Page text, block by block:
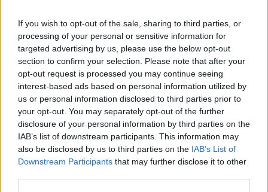
If you wish to opt-out of the sale, sharing to third parties, or
processing of your personal or sensitive information for
targeted advertising by us, please use the below opt-out
section to confirm your selection. Please note that after your
opt-out request is processed you may continue seeing
interest-based ads based on personal information utilized by
us or personal information disclosed to third parties prior to
your opt-out. You may separately opt-out of the further
disclosure of your personal information by third parties on the
IAB’s list of downstream participants. This information may
also be disclosed by us to third parties on the IAB’s List of
Downstream Participants that may further disclose it to other
SICUREZZA
Tragedia nel Ticino a Cuggiono:
59enne muore annegato